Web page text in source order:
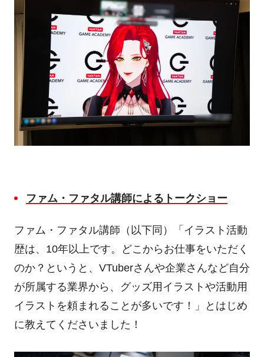
ファム・ファタル講師による トークショー
ファム・ファタル講師（以下同）「イラスト活動
歴は、 10年以上です。どこからお仕事をいただく
のか？というと、 VTuberさんや企業さんなど自分
が所属する業界から、グッズ用イラストや活動用
イラストを頼まれることが多いです！」
と はじめ
に教えてくださいました！